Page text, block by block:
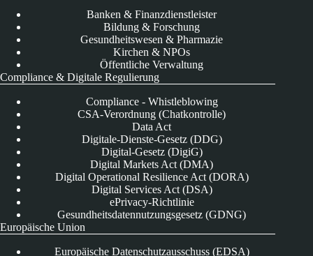
Banken & Finanzdienstleister
Bildung & Forschung
Gesundheitswesen & Pharmazie
Kirchen & NPOs
Öffentliche Verwaltung
Compliance & Digitale Regulierung
Compliance - Whistleblowing
CSA-Verordnung (Chatkontrolle)
Data Act
Digitale-Dienste-Gesetz (DDG)
Digital-Gesetz (DigiG)
Digital Markets Act (DMA)
Digital Operational Resilience Act (DORA)
Digital Services Act (DSA)
ePrivacy-Richtlinie
Gesundheitsdatennutzungsgesetz (GDNG)
Europäische Union
Europäische Datenschutzausschuss (EDSA)